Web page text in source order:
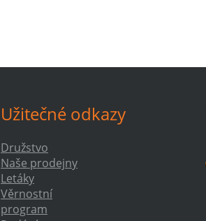
Užitečné odkazy
Družstvo
Naše prodejny
Letáky
Věrnostní
program